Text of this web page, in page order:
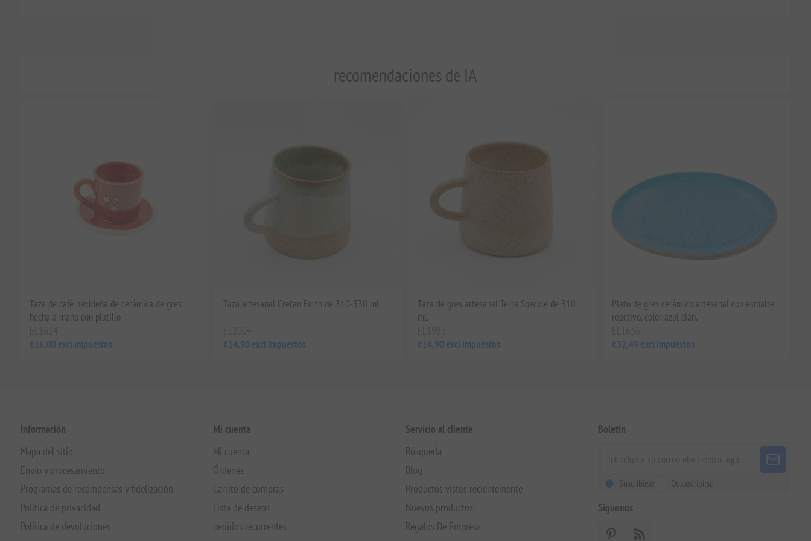
recomendaciones de IA
Taza de café navideña de cerámica de gres
hecha a mano con platillo
€16,00 excl impuestos
Taza artesanal Cretan Earth de 310-330 ml.
€14,90 excl impuestos
Taza de gres artesanal Terra Speckle de 310
ml.
€14,90 excl impuestos
Plato de gres cerámico artesanal con esmalte
reactivo, color azul cian.
€32,49 excl impuestos
Información
Mapa del sitio
Envío y procesamiento
Programas de recompensas y fidelización
Política de privacidad
Política de devoluciones
Mi cuenta
Mi cuenta
Órdenes
Carrito de compras
Lista de deseos
pedidos recurrentes
Servicio al cliente
Búsqueda
Blog
Productos vistos recientemente
Nuevos productos
Regalos De Empresa
Boletín
Suscribirse Desuscribirse
Siguenos